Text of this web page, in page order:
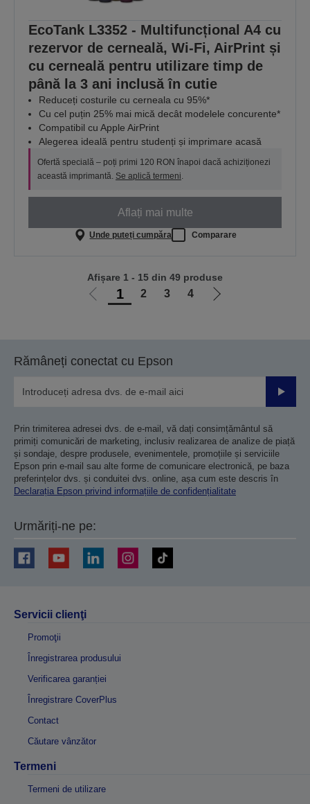
EcoTank L3352 - Multifuncțional A4 cu
rezervor de cerneală, Wi-Fi, AirPrint și
cu cerneală pentru utilizare timp de
până la 3 ani inclusă în cutie
Reduceți costurile cu cerneala cu 95%*
Cu cel puțin 25% mai mică decât modelele concurente*
Compatibil cu Apple AirPrint
Alegerea ideală pentru studenți și imprimare acasă
Ofertă specială – poți primi 120 RON înapoi dacă achiziționezi
această imprimantă. Se aplică termeni.
Aflați mai multe
Unde puteți cumpăra Comparare
Mergi
1 2 3 4
Mergi
Afișare 1 - 15 din 49 produse
Rămâneți conectat cu Epson
Prin trimiterea adresei dvs. de e-mail, vă dați consimțământul să
primiți comunicări de marketing, inclusiv realizarea de analize de piață
și sondaje, despre produsele, evenimentele, promoțiile și serviciile
Epson prin e-mail sau alte forme de comunicare electronică, pe baza
preferințelor dvs. și conduitei dvs. online, așa cum este descris în
Declarația Epson privind informațiile de confidențialitate
Urmăriți-ne pe:
Servicii clienţi
Promoţii
Înregistrarea produsului
Verificarea garanției
Înregistrare CoverPlus
Contact
Căutare vânzător
Termeni
Termeni de utilizare